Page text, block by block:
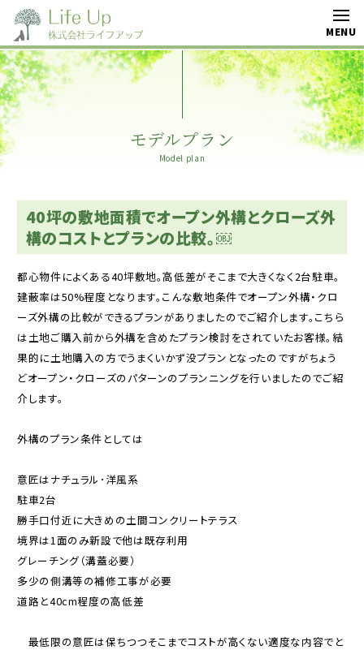
モデルプラン
Model plan
40坪の敷地面積でオープン外構とクローズ外
構のコストとプランの比較。￼
都心物件によくある40坪敷地。高低差がそこまで大きくなく2台駐車。
建蔽率は50%程度となります。こんな敷地条件でオープン外構・クロ
ーズ外構の比較ができるプランがありましたのでご紹介します。こちら
は土地ご購入前から外構を含めたプラン検討をされていたお客様。結
果的に土地購入の方でうまくいかず没プランとなったのですがちょう
どオープン・クローズのパターンのプランニングを行いましたのでご紹
介します。
外構のプラン条件としては
意匠はナチュラル･洋風系
駐車2台
勝手口付近に大きめの土間コンクリートテラス
境界は1面のみ新設で他は既存利用
グレーチング（溝蓋必要）
多少の側溝等の補修工事が必要
道路と40cm程度の高低差
最低限の意匠は保ちつつそこまでコストが高くない適度な内容でと